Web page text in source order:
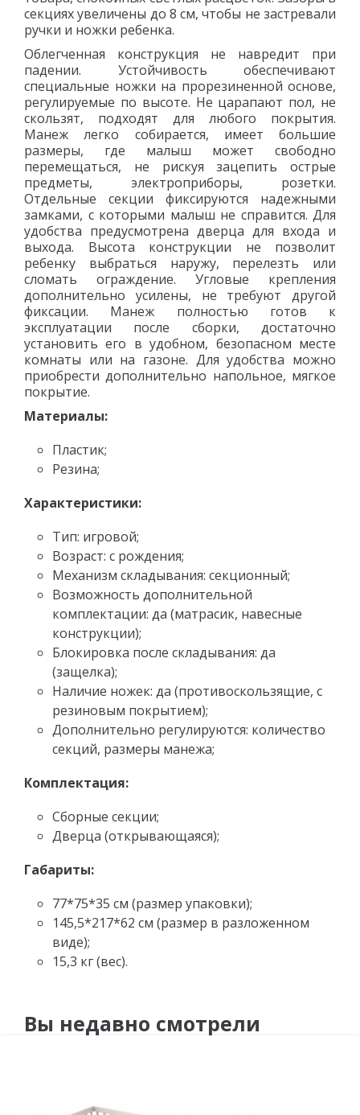
секциях увеличены до 8 см, чтобы не застревали
ручки и ножки ребенка.
Облегченная конструкция не навредит при
падении. Устойчивость обеспечивают
специальные ножки на прорезиненной основе,
регулируемые по высоте. Не царапают пол, не
скользят, подходят для любого покрытия.
Манеж легко собирается, имеет большие
размеры, где малыш может свободно
перемещаться, не рискуя зацепить острые
предметы, электроприборы, розетки.
Отдельные секции фиксируются надежными
замками, с которыми малыш не справится. Для
удобства предусмотрена дверца для входа и
выхода. Высота конструкции не позволит
ребенку выбраться наружу, перелезть или
сломать ограждение. Угловые крепления
дополнительно усилены, не требуют другой
фиксации. Манеж полностью готов к
эксплуатации после сборки, достаточно
установить его в удобном, безопасном месте
комнаты или на газоне. Для удобства можно
приобрести дополнительно напольное, мягкое
покрытие.
Материалы:
Пластик;
Резина;
Характеристики:
Тип: игровой;
Возраст: с рождения;
Механизм складывания: секционный;
Возможность дополнительной
комплектации: да (матрасик, навесные
конструкции);
Блокировка после складывания: да
(защелка);
Наличие ножек: да (противоскользящие, с
резиновым покрытием);
Дополнительно регулируются: количество
секций, размеры манежа;
Комплектация:
Сборные секции;
Дверца (открывающаяся);
Габариты:
77*75*35 см (размер упаковки);
145,5*217*62 см (размер в разложенном
виде);
15,3 кг (вес).
Вы недавно смотрели